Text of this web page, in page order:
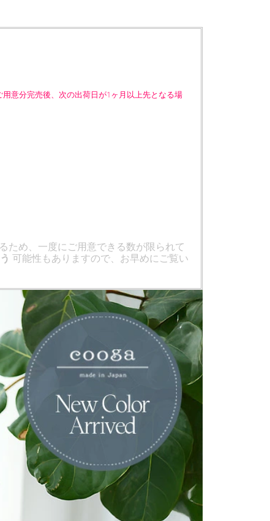
意分完売後、次の出荷日が1ヶ月以上先となる場
ため、一度にご用意できる数が限られて
可能性もありますので、お早めにご覧い